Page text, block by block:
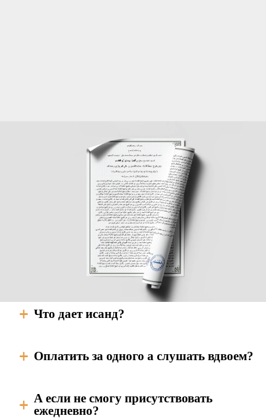
Что дает исанд?
Оплатить за одного а слушать вдвоем?
А если не смогу присутствовать
ежедневно?